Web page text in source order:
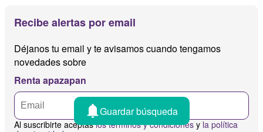
Recibe alertas por email
Déjanos tu email y te avisamos cuando tengamos
novedades sobre
Renta apazapan
Al suscribirte aceptaslos términos y condiciones y la política
Guardar búsqueda